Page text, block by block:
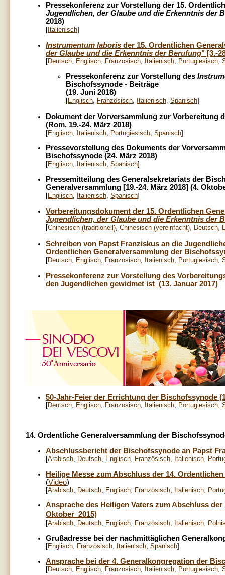
Pressekonferenz zur Vorstellung der 15.
Jugendlichen, der Glaube und die Erkenntnis der
2018)
[ Italienisch]
Instrumentum laboris der 15. Ordentlichen
der Glaube und die Erkenntnis der Berufung" [3.-
[Deutsch Englisch Französisch Italienisch Portugiesisch
Pressekonferenz zur Vorstellung des
Bischofssynode - Beiträge
(19. Juni 2018)
[Englisch Französisch Italienisch Spanisch]
Dokument der Vorversammlung zur Vorbereitung
(Rom, 19.-24. März 2018)
[Englisch Italienisch Portugiesisch Spanisch]
Pressevorstellung des Dokuments der
Bischofssynode (24. März 2018)
[Englisch, Italienisch, Spanisch]
Pressemitteilung des Generalsekretariats der
Generalversammlung [19.-24. März 2018] (4.
[Englisch, Italienisch, Spanisch]
Vorbereitungsdokument der 15. Ordentlichen
Jugendlichen, der Glaube und die Erkenntnis der
[Chinesisch (traditionell), Chinesisch (vereinfacht), Deutsch,
Schreiben von Papst Franziskus an die
Ordentlichen Generalversammlung der
[Deutsch, Englisch, Französisch, Italienisch, Portugiesisch,
Pressekonferenz zur Vorstellung des
den Jugendlichen gewidmet ist (13. Januar 2017)
50-Jahr-Feier der Errichtung der Bischofssynode
[Deutsch, Englisch, Französisch, Italienisch, Portugiesisch,
14. Ordentliche Generalversammlung der
Abschlussbericht der Bischofssynode an Papst
[Arabisch, Deutsch, Englisch, Französisch, Italienisch,
Heilige Messe zum Abschluss der 14.
(Video)
[Arabisch Deutsch Englisch Französisch Italienisch
Ansprache des Heiligen Vaters zum Abschluss
Oktober 2015)
[Arabisch, Deutsch, Englisch, Französisch, Italienisch,
Grußadresse bei der nachmittäglichen
[Englisch, Französisch, Italienisch, Spanisch]
Ansprache bei der 4. Generalkongregation der
[Deutsch Englisch Französisch Italienisch Portugiesisch